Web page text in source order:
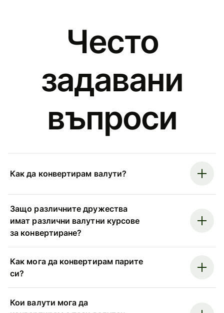
Често
задавани
въпроси
Как да конвертирам валути?
Защо различните дружества
имат различни валутни курсове
за конвертиране?
Как мога да конвертирам парите
си?
Кои валути мога да